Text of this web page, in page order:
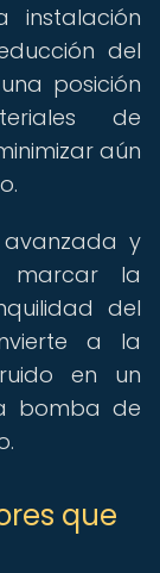
del
posición
de
aún
y
marcar la
del
a la
en un
bomba de
que